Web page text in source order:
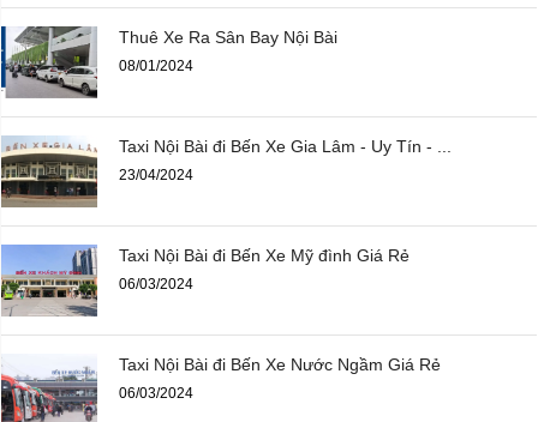
Thuê Xe Ra Sân Bay Nội Bài
08/01/2024
Taxi Nội Bài đi Bến Xe Gia Lâm - Uy Tín - ...
23/04/2024
Taxi Nội Bài đi Bến Xe Mỹ đình Giá Rẻ
06/03/2024
Taxi Nội Bài đi Bến Xe Nước Ngầm Giá Rẻ
06/03/2024